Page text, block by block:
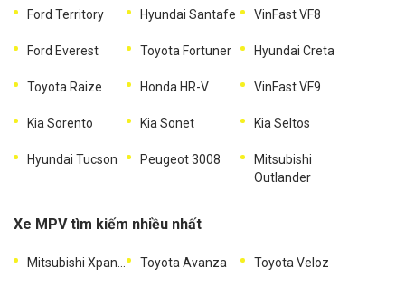
Ford Territory Hyundai Santafe VinFast VF8
Ford Everest Toyota Fortuner Hyundai Creta
Toyota Raize Honda HR-V VinFast VF9
Kia Sorento Kia Sonet Kia Seltos
Hyundai Tucson Peugeot 3008
Mitsubishi
Outlander
Xe MPV tìm kiếm nhiều nhất
Mitsubishi Xpander Toyota Avanza Toyota Veloz